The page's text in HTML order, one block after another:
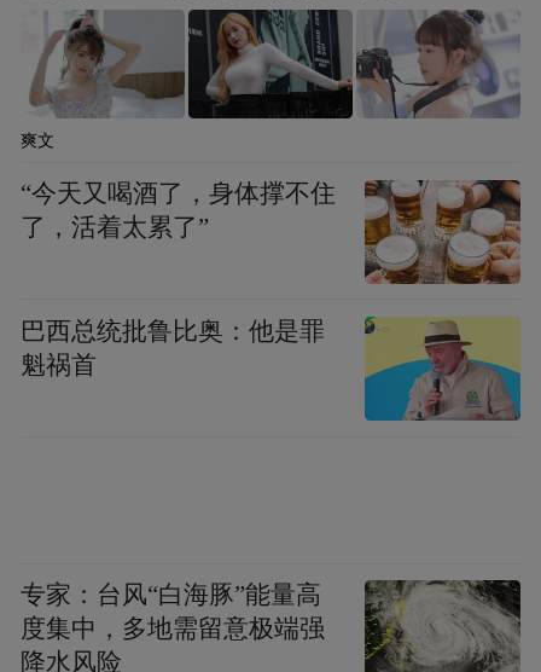
旅行方式的重构，根植于仁怀深厚且独特的
人文风骨，而这正是仁怀“十五五”规划中“文
化赋能酒旅融合”的核心内涵，也是“醉美仁
怀”的核心魅力所在。
地处大娄山脉与赤水河交汇处的仁怀，孕育
了“红、白、绿”（长征文化、酒文化、生态
掘多重文脉价值，推动文化与旅游深度融
合，让游客在赏山水的同时，读懂这座城市
续的红色文脉、古韵绵长的盐运文脉、淳朴
鲜活的民俗文脉，多重文脉交融共生，让仁
怀兼具酱酒的豪迈气度与人文气质。为打破
爽文
“今天又喝酒了，身体撑不住
了，活着太累了”
巴西总统批鲁比奥：他是罪
魁祸首
专家：台风“白海豚”能量高
度集中，多地需留意极端强
降水风险